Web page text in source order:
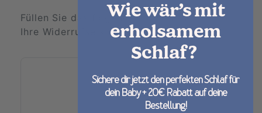
Füllen Sie das folgende Formular aus, um
Ihre Widerrufserklärung abzugeben.
Wie wär’s mit
erholsamem
Schlaf?
Sichere dir jetzt den perfekten Schlaf für
dein Baby + 20€ Rabatt auf deine
Bestellung!